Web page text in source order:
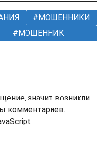
МОШЕННИКИ
МОШЕННИК
значит возникли
комментариев.